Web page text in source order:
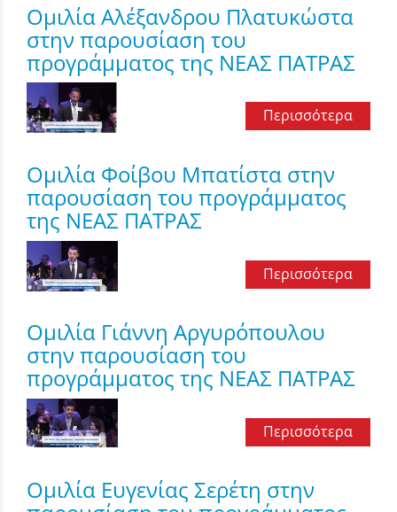
Ομιλία Αλέξανδρου Πλατυκώστα
στην παρουσίαση του
προγράμματος της ΝΕΑΣ ΠΑΤΡΑΣ
Περισσότερα
Ομιλία Φοίβου Μπατίστα στην
παρουσίαση του προγράμματος
της ΝΕΑΣ ΠΑΤΡΑΣ
Περισσότερα
Ομιλία Γιάννη Αργυρόπουλου
στην παρουσίαση του
προγράμματος της ΝΕΑΣ ΠΑΤΡΑΣ
Περισσότερα
Ομιλία Ευγενίας Σερέτη στην